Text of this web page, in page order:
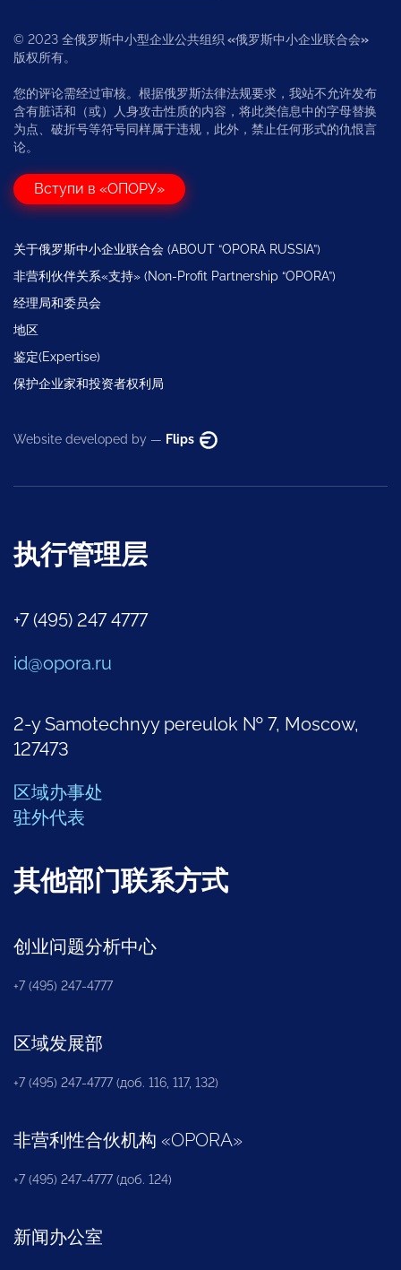
© 2023 全俄罗斯中小型企业公共组织 «俄罗斯中小企业联合会»
版权所有。
您的评论需经过审核。根据俄罗斯法律法规要求，我站不允许发布
含有脏话和（或）人身攻击性质的内容，将此类信息中的字母替换
为点、破折号等符号同样属于违规，此外，禁止任何形式的仇恨言
论。
Вступи в «ОПОРУ»
关于俄罗斯中小企业联合会 (ABOUT “OPORA RUSSIA”)
非营利伙伴关系«支持» (Non-Profit Partnership “OPORA”)
经理局和委员会
地区
鉴定(Expertise)
保护企业家和投资者权利局
Website developed by — Flips
执行管理层
+7 (495) 247 4777
id@opora.ru
2-y Samotechnyy pereulok № 7, Moscow,
127473
区域办事处
驻外代表
其他部门联系方式
创业问题分析中心
+7 (495) 247-4777
区域发展部
+7 (495) 247-4777 (доб. 116, 117, 132)
非营利性合伙机构 «OPORA»
+7 (495) 247-4777 (доб. 124)
新闻办公室